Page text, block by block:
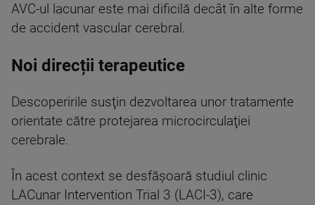
AVC-ul lacunar este mai dificilă decât în alte forme
de accident vascular cerebral.
Noi direcții terapeutice
Descoperirile susţin dezvoltarea unor tratamente
orientate către protejarea microcirculaţiei
cerebrale.
În acest context se desfăşoară studiul clinic
LACunar Intervention Trial 3 (LACI-3), care